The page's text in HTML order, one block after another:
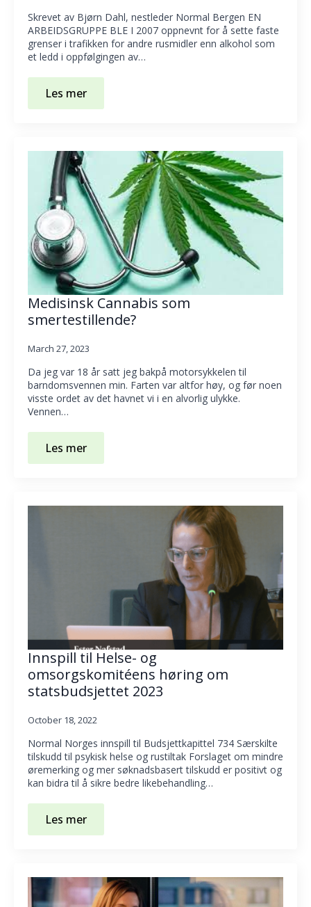
Skrevet av Bjørn Dahl, nestleder Normal Bergen EN
ARBEIDSGRUPPE BLE I 2007 oppnevnt for å sette faste
grenser i trafikken for andre rusmidler enn alkohol som
et ledd i oppfølgingen av…
Les mer
Medisinsk Cannabis som
smertestillende?
March 27, 2023
Da jeg var 18 år satt jeg bakpå motorsykkelen til
barndomsvennen min. Farten var altfor høy, og før noen
visste ordet av det havnet vi i en alvorlig ulykke.
Vennen…
Les mer
Innspill til Helse- og
omsorgskomitéens høring om
statsbudsjettet 2023
October 18, 2022
Normal Norges innspill til Budsjettkapittel 734 Særskilte
tilskudd til psykisk helse og rustiltak Forslaget om mindre
øremerking og mer søknadsbasert tilskudd er positivt og
kan bidra til å sikre bedre likebehandling…
Les mer